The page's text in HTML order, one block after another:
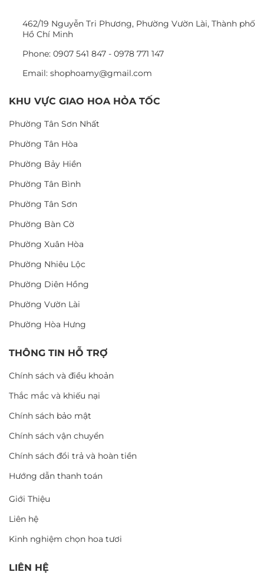
462/19 Nguyễn Tri Phương, Phường Vườn Lài, Thành phố
Hồ Chí Minh
Phone: 0907 541 847 - 0978 771 147
Email: shophoamy@gmail.com
KHU VỰC GIAO HOA HỎA TỐC
Phường Tân Sơn Nhất
Phường Tân Hòa
Phường Bảy Hiền
Phường Tân Bình
Phường Tân Sơn
Phường Bàn Cờ
Phường Xuân Hòa
Phường Nhiêu Lộc
Phường Diên Hồng
Phường Vườn Lài
Phường Hòa Hưng
THÔNG TIN HỖ TRỢ
Chính sách và điều khoản
Thắc mắc và khiếu nại
Chính sách bảo mật
Chính sách vận chuyển
Chính sách đổi trả và hoàn tiền
Hướng dẫn thanh toán
Giới Thiệu
Liên hệ
Kinh nghiệm chọn hoa tươi
LIÊN HỆ